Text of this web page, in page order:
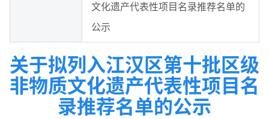
文化遗产代表性项目名录推荐名单的
公示
关于拟列入江汉区第十批区级
非物质文化遗产代表性项目名
录推荐名单的公示